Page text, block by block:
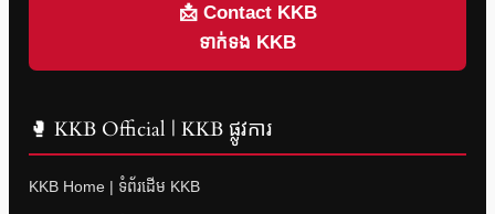
📩 Contact KKB
ទាក់ទង KKB
🥊 KKB Official | KKB ផ្លូវការ
KKB Home | ទំព័រដើម KKB